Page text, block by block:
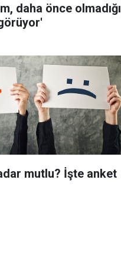
daha önce olmadığı
mutlu? İşte anket